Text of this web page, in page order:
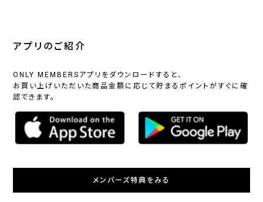
アプリのご紹介
ONLY MEMBERSアプリをダウンロードすると、
お買い上げいただいた商品金額に応じて貯まるポイントがすぐに確
認できます。
メンバーズ特典をみる